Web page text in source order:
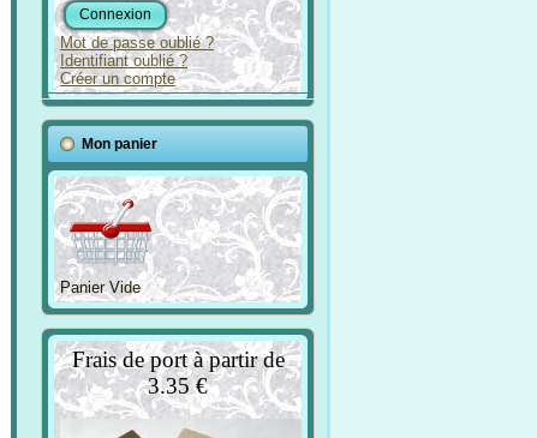
Mot de passe oublié ?
Identifiant oublié ?
Créer un compte
Mon panier
Panier Vide
Frais de port à partir de
3.35 €